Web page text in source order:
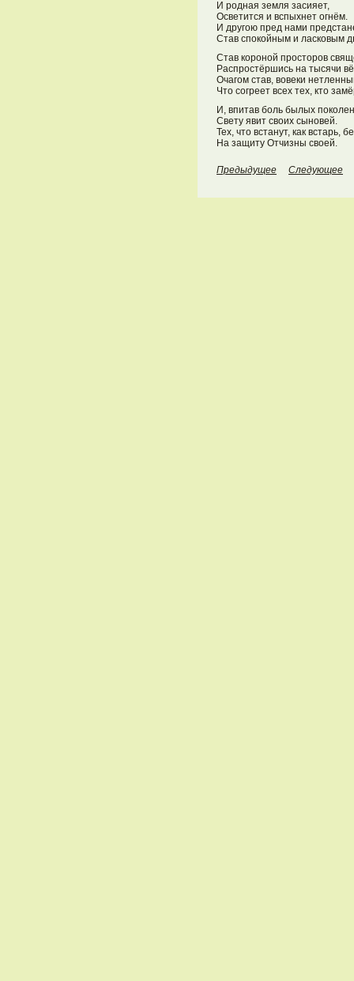
И родная земля засияет,
Осветится и вспыхнет огнём.
И другою пред нами
Став спокойным и ласковым
Став короной просторов
Распростёршись на тысячи
Очагом став, вовеки
Что согреет всех тех, кто
И, впитав боль былых
Свету явит своих сыновей.
Тех, что встанут, как встарь,
На защиту Отчизны своей.
Предыдущее Следующее